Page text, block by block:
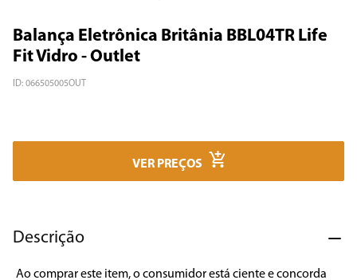
Balança Eletrônica Britânia BBL04TR Life
Fit Vidro - Outlet
ID: 066505005OUT
VER PREÇOS
Descrição
Ao comprar este item, o consumidor está ciente e concorda
8º panificadora